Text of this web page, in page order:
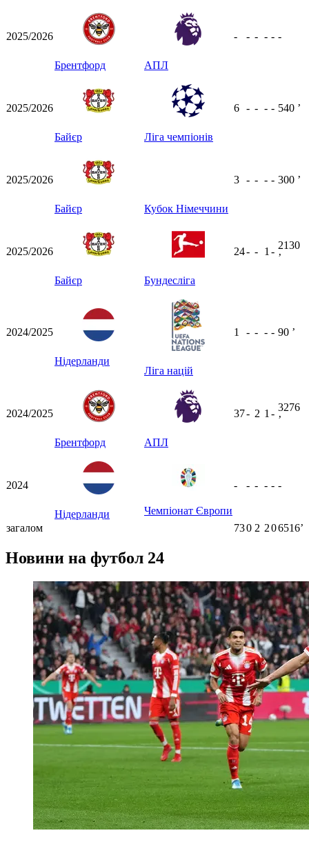
2025/2026
Брентфорд АПЛ
- - - - - -
2025/2026
Байєр Ліга чемпіонів
6 - - - - 540 ʼ
2025/2026
Байєр Кубок Німеччини
3 - - - - 300 ʼ
2025/2026
Байєр Бундесліга
24- - 1 -
2130
ʼ
2024/2025
Нідерланди
Ліга націй
1 - - - - 90 ʼ
2024/2025
Брентфорд АПЛ
37- 2 1 -
3276
ʼ
2024
Нідерланди Чемпіонат Європи
- - - - - -
загалом 730 2 206516ʼ
Новини на футбол 24